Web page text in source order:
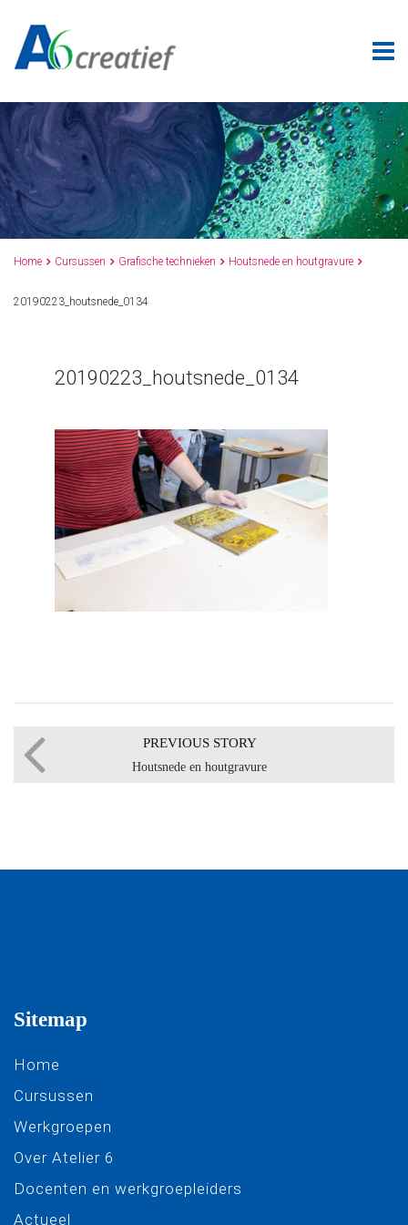
Home  Cursussen  Grafische technieken  Houtsnede en houtgravure 
20190223_houtsnede_0134
20190223_houtsnede_0134
PREVIOUS STORY
Houtsnede en houtgravure
Sitemap
Home
Cursussen
Werkgroepen
Over Atelier 6
Docenten en werkgroepleiders
Actueel